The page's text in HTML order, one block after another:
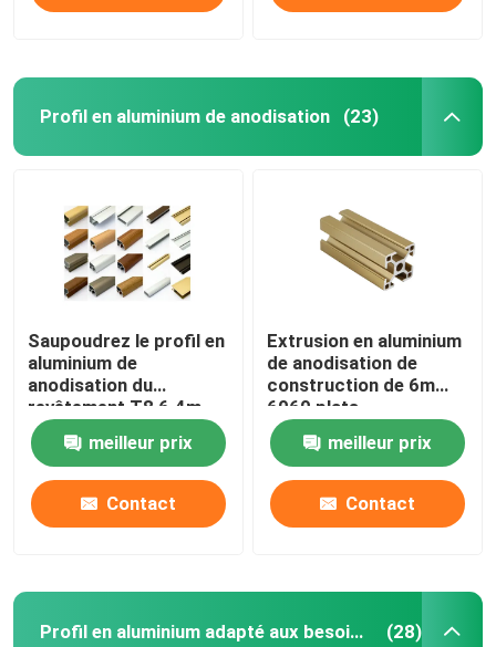
Profil en aluminium de anodisation (23)
Saupoudrez le profil en
aluminium de
anodisation du
revêtement T8 6.4m
meilleur prix
Contact
Extrusion en aluminium
de anodisation de
construction de 6m
6060 plats
meilleur prix
Contact
Profil en aluminium adapté aux besoins du client (28)